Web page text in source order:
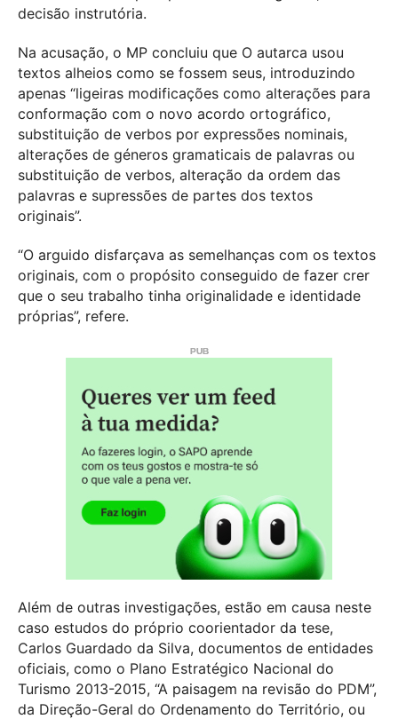
decisão instrutória.
Na acusação, o MP concluiu que O autarca usou
textos alheios como se fossem seus, introduzindo
apenas “ligeiras modificações como alterações para
conformação com o novo acordo ortográfico,
substituição de verbos por expressões nominais,
alterações de géneros gramaticais de palavras ou
substituição de verbos, alteração da ordem das
palavras e supressões de partes dos textos
originais”.
“O arguido disfarçava as semelhanças com os textos
originais, com o propósito conseguido de fazer crer
que o seu trabalho tinha originalidade e identidade
próprias”, refere.
Além de outras investigações, estão em causa neste
caso estudos do próprio coorientador da tese,
Carlos Guardado da Silva, documentos de entidades
oficiais, como o Plano Estratégico Nacional do
Turismo 2013-2015, “A paisagem na revisão do PDM”,
da Direção-Geral do Ordenamento do Território, ou